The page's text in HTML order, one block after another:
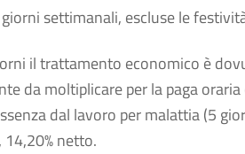
settimanali, escluse le
il trattamento economico è
da moltiplicare per la paga
dal lavoro per malattia (5
netto.